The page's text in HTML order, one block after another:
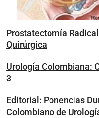
Prostatectomía
Quirúrgica
Urología Colombiana:
3
Editorial: Ponencias
Colombiano de